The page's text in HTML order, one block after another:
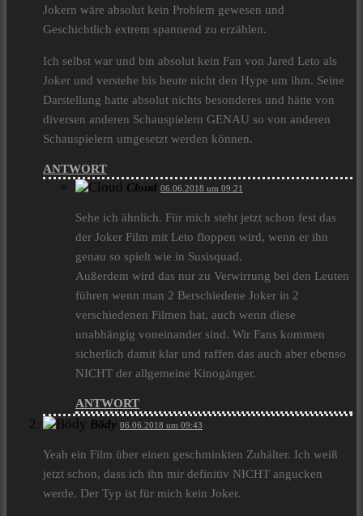
Jokern wäre absolut kein Problem gewesen und
Geschichtlich extrem spannend zu erzählen.
Ich selbst war und bin absolut kein Fan von Jared Leto als
Joker und verstehe bis heute nicht den Hype um ihm. Seine
Darstellung hatte absolut nichts besonderes und hätte von
diversen anderen Schauspielern GENAU so von anderen
Schauspielern umgesetzt werden können.
ANTWORT
Cloud 06.06.2018 um 09:21
Sehe ich ähnlich. Für mich steht jetzt schon fest das
der Joker Film mit Leto floppen wird, wenn er ihn
genau so spielt wie in Susisquad.
Außerdem wird das nur zu Verwirrung bei den Leuten
führen wenn man 2 Berschiedene Joker in 2
verschiedenen Filmen hat, auch wenn diese
unabhängig voneinander sind. Wir Fans kommen
sicherlich damit klar und raffen das auch aber ebenso
NICHT der allgemeine Kinogänger.
ANTWORT
Bödy 06.06.2018 um 09:43
Yeah ein Film über einen geschminkten Zuhälter. Ich weiß
jetzt schon, dass ich ihn mir definitiv NICHT angucken
werde. Der Typ ist für mich kein Joker.